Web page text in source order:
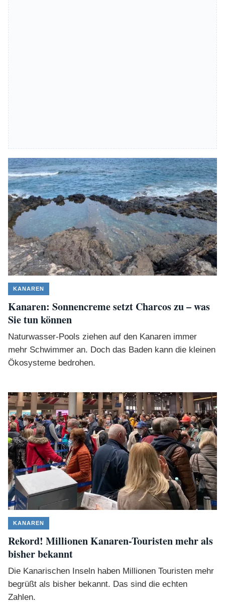
KANAREN
Kanaren: Sonnencreme setzt Charcos zu – was
Sie tun können
Naturwasser-Pools ziehen auf den Kanaren immer
mehr Schwimmer an. Doch das Baden kann die kleinen
Ökosysteme bedrohen.
KANAREN
Rekord! Millionen Kanaren-Touristen mehr als
bisher bekannt
Die Kanarischen Inseln haben Millionen Touristen mehr
begrüßt als bisher bekannt. Das sind die echten
Zahlen.